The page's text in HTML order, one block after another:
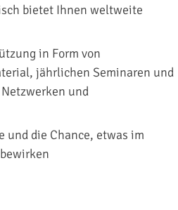
bietet Ihnen weltweite
in Form von
jährlichen Seminaren und
und
und die Chance, etwas im